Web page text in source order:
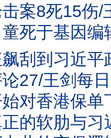
8死15伤/王剑每
因编辑实验/王剑每日
政治腹地福建/沙特土耳其
27/王剑每
对香港保
的软肋与习近